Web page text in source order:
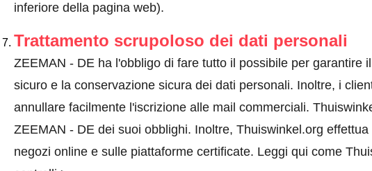
inferiore della pagina web).
Trattamento scrupoloso dei dati personali
ZEEMAN - DE ha l'obbligo di fare tutto il possibile per garantire
sicuro e la conservazione sicura dei dati personali. Inoltre, i
annullare facilmente l'iscrizione alle mail commerciali.
ZEEMAN - DE dei suoi obblighi. Inoltre, Thuiswinkel.org
negozi online e sulle piattaforme certificate. Leggi qui come